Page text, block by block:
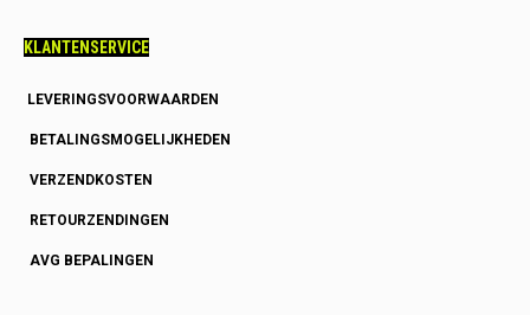
KLANTENSERVICE
LEVERINGSVOORWAARDEN
BETALINGSMOGELIJKHEDEN
VERZENDKOSTEN
RETOURZENDINGEN
AVG BEPALINGEN